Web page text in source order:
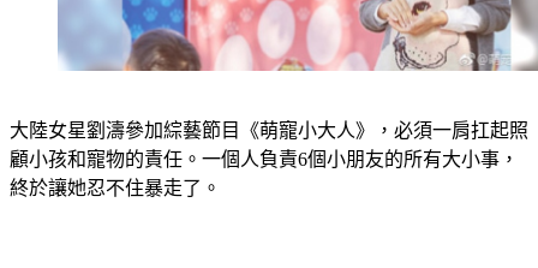
大陸女星劉濤參加綜藝節目《萌寵小大人》，必須一肩扛起照
顧小孩和寵物的責任。一個人負責6個小朋友的所有大小事，
終於讓她忍不住暴走了。